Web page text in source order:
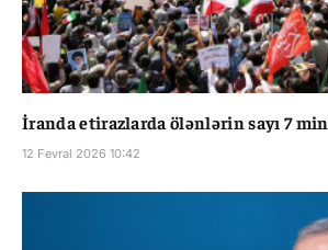
İranda etirazlarda ölənlərin sayı 7
12 Fevral 2026 10:42